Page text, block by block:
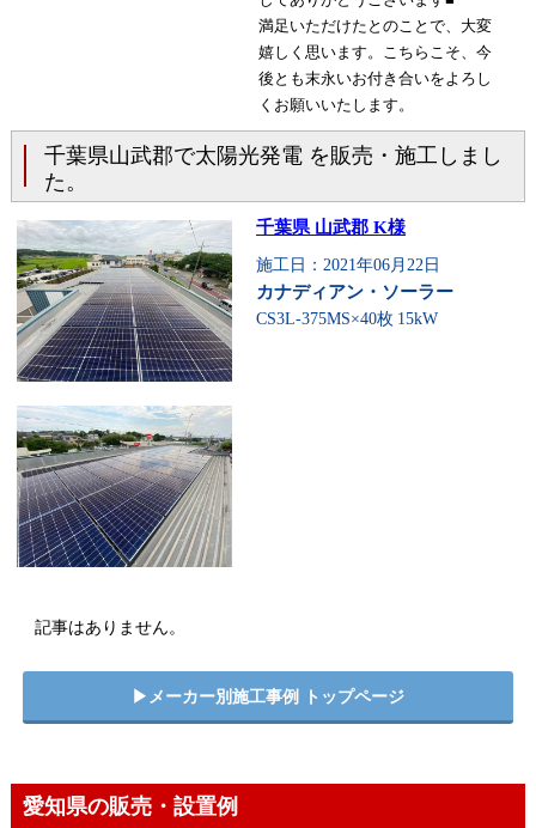
満足いただけたとのことで、大変
嬉しく思います。こちらこそ、今
後とも末永いお付き合いをよろし
くお願いいたします。
千葉県山武郡で太陽光発電 を販売・施工しまし
た。
千葉県 山武郡 K様
施工日：2021年06月22日
カナディアン・ソーラー
CS3L-375MS×40枚 15kW
記事はありません。
▶︎メーカー別施工事例 トップページ
愛知県の販売・設置例